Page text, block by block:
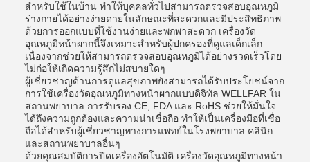
สำหรับใช้ในบ้าน ทำให้บุคคลทั่วไปสามารถตรวจสอบอุณหภูมิ
ร่างกายได้อย่างง่ายดายในลักษณะที่สะดวกและมีประสิทธิภาพ
ด้วยการออกแบบที่ใช้งานง่ายและพกพาสะดวก เครื่องวัด
อุณหภูมิหน้าผากนี้จึงเหมาะสำหรับผู้ปกครองที่ดูแลเด็กเล็ก
เนื่องจากช่วยให้สามารถตรวจสอบอุณหภูมิได้อย่างรวดเร็วโดย
ไม่ก่อให้เกิดความรู้สึกไม่สบายใดๆ
ผู้เชี่ยวชาญด้านการดูแลสุขภาพยังสามารถได้รับประโยชน์จาก
การใช้เครื่องวัดอุณหภูมิทางหน้าผากแบบดิจิทัล WELLFAR ใน
สถานพยาบาล การรับรอง CE, FDA และ RoHS ช่วยให้มั่นใจ
ได้ถึงความถูกต้องและความน่าเชื่อถือ ทำให้เป็นเครื่องมือที่เชื่อ
ถือได้สำหรับผู้เชี่ยวชาญทางการแพทย์ในโรงพยาบาล คลินิก
และสถานพยาบาลอื่นๆ
ด้วยคุณสมบัติการปิดเครื่องอัตโนมัติ เครื่องวัดอุณหภูมิทางหน้า